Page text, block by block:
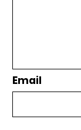
Email